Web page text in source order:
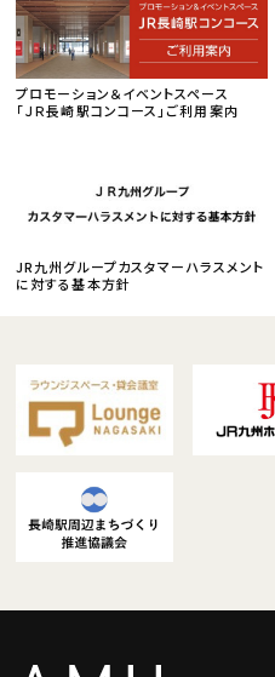
プロモーション＆イベントスペース
「ＪＲ長崎駅コンコース」ご利用案内
JR九州グループカスタマーハラスメント
に対する基本方針